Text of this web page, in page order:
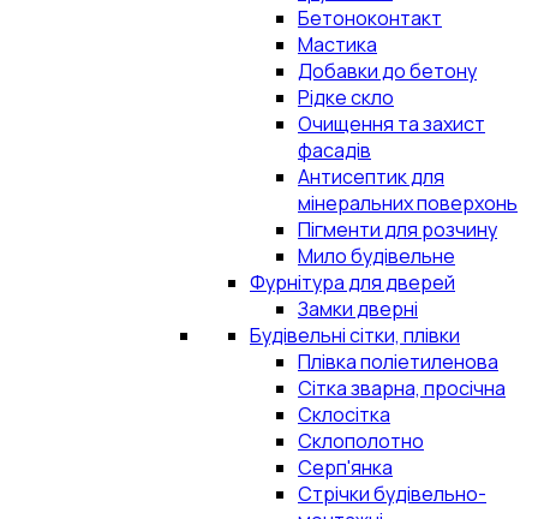
Бетоноконтакт
Мастика
Добавки до бетону
Рідке скло
Очищення та захист
фасадів
Антисептик для
мінеральних поверхонь
Пігменти для розчину
Мило будівельне
Фурнітура для дверей
Замки дверні
Будівельні сітки, плівки
Плівка поліетиленова
Сітка зварна, просічна
Склосітка
Склополотно
Серп'янка
Стрічки будівельно-